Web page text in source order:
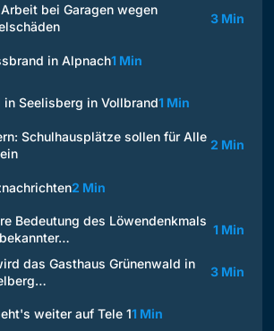
bei Garagen wegen
3 Min
in Alpnach1 Min
in Seelisberg in Vollbrand1 Min
Schulhausplätze sollen für Alle
2 Min
2 Min
Bedeutung des Löwendenkmals
1 Min
das Gasthaus Grünenwald in
3 Min
weiter auf Tele 11 Min